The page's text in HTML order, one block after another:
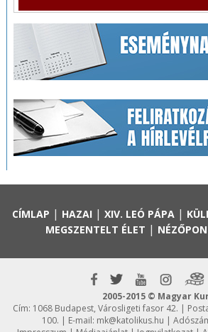
CÍMLAP | HAZAI | XIV. LEÓ PÁPA|
MEGSZENTELT ÉLET |
2005-2015 © Magyar
Cím: 1068 Budapest, Városligeti fasor 42. |
100. | E-mail: mk@katolikus.hu |